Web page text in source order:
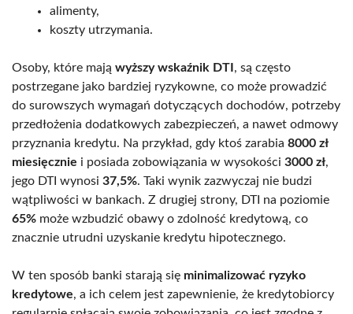
alimenty,
koszty utrzymania.
Osoby, które mają wyższy wskaźnik DTI , są często
postrzegane jako bardziej ryzykowne, co może prowadzić
do surowszych wymagań dotyczących dochodów, potrzeby
przedłożenia dodatkowych zabezpieczeń, a nawet odmowy
przyznania kredytu. Na przykład, gdy ktoś zarabia 8000 zł
miesięcznie i posiada zobowiązania w wysokości 3000 zł,
jego DTI wynosi 37,5%. Taki wynik zazwyczaj nie budzi
wątpliwości w bankach. Z drugiej strony, DTI na poziomie
65% może wzbudzić obawy o zdolność kredytową, co
znacznie utrudni uzyskanie kredytu hipotecznego.
W ten sposób banki starają się minimalizować ryzyko
kredytowe, a ich celem jest zapewnienie, że kredytobiorcy